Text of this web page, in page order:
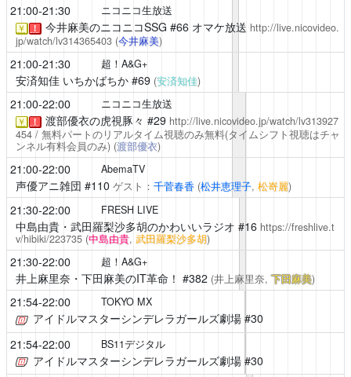
21:00-21:30 ニコニコ生放送
￥ ！ 今井麻美のニコニコSSG #66 オマケ放送 http://live.nicovideo.
jp/watch/lv314365403 (今井麻美)
21:00-21:30 超！A&G+
安済知佳 いちかばちか#69 (安済知佳)
21:00-22:00 ニコニコ生放送
￥ ！ 渡部優衣の虎視豚々 #29 http://live.nicovideo.jp/watch/lv313927
454/ 無料パートのリアルタイム視聴のみ無料(タイムシフト視聴はチャ
ンネル有料会員のみ) (渡部優衣)
21:00-22:00 AbemaTV
声優アニ雑団 #110 ゲスト： 千菅春香 (松井恵理子, 松嵜麗)
21:30-22:00 FRESH LIVE
中島由貴・武田羅梨沙多胡のかわいいラジオ #16 https://freshlive.t
v/hibiki/223735 (中島由貴, 武田羅梨沙多胡)
21:30-22:00 超！A&G+
井上麻里奈・下田麻美のIT革命！ #382 (井上麻里奈,下田麻美)
21:54-22:00 TOKYO MX
アイドルマスターシンデレラガールズ劇場#30
21:54-22:00
BS11デジタル
アイドルマスターシンデレラガールズ劇場#30